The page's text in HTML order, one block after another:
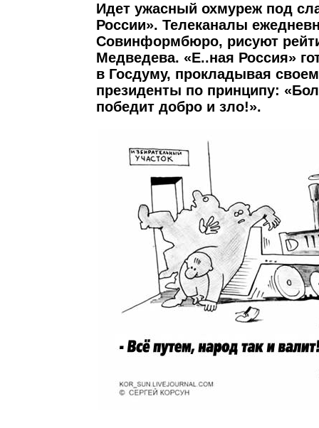
Идет ужасный охмуреж под
России». Телеканалы
Совинформбюро, рисуют
Медведева. «Е..ная Россия»
в Госдуму, прокладывая
президенты по принципу:
победит добро и зло!».